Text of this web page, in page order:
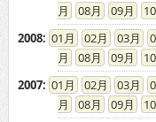
08
09 10
2008: 01 02 03
08
09 10
2007: 01 02 03
08
09 10